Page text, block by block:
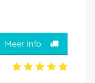
Meer info